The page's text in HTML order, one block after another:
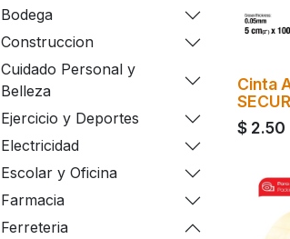
Bodega
Construccion
Cuidado Personal y
Belleza
Ejercicio y Deportes
Electricidad
Escolar y Oficina
Farmacia
Ferreteria
Cinta
$ 2.50